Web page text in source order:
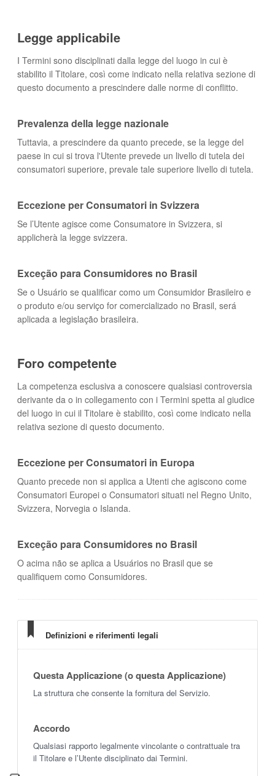
Legge applicabile
I Termini sono disciplinati dalla legge del luogo in cui è
stabilito il Titolare, così come indicato nella relativa sezione di
questo documento a prescindere dalle norme di conflitto.
Prevalenza della legge nazionale
Tuttavia, a prescindere da quanto precede, se la legge del
paese in cui si trova l'Utente prevede un livello di tutela dei
consumatori superiore, prevale tale superiore livello di tutela.
Eccezione per Consumatori in Svizzera
Se l’Utente agisce come Consumatore in Svizzera, si
applicherà la legge svizzera.
Exceção para Consumidores no Brasil
Se o Usuário se qualificar como um Consumidor Brasileiro e
o produto e/ou serviço for comercializado no Brasil, será
aplicada a legislação brasileira.
Foro competente
La competenza esclusiva a conoscere qualsiasi controversia
derivante da o in collegamento con i Termini spetta al giudice
del luogo in cui il Titolare è stabilito, così come indicato nella
relativa sezione di questo documento.
Eccezione per Consumatori in Europa
Quanto precede non si applica a Utenti che agiscono come
Consumatori Europei o Consumatori situati nel Regno Unito,
Svizzera, Norvegia o Islanda.
Exceção para Consumidores no Brasil
O acima não se aplica a Usuários no Brasil que se
qualifiquem como Consumidores.
Definizioni e riferimenti legali
Questa Applicazione (o questa Applicazione)
La struttura che consente la fornitura del Servizio.
Accordo
Qualsiasi rapporto legalmente vincolante o contrattuale tra
il Titolare e l’Utente disciplinato dai Termini.